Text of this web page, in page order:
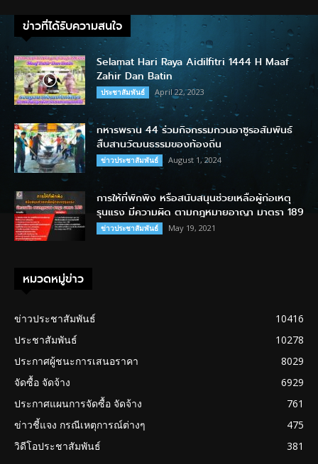
ข่าวที่ได้รับความสนใจ
Selamat Hari Raya Aidilfitri 1444 H Maaf
Zahir Dan Batin
ประชาสัมพันธ์ April 22, 2023
ทหารพราน 44 ร่วมกิจกรรมกวนอาซูรอสัมพันธ์
สืบสานวัฒนธรรมของท้องถิ่น
ข่าวประชาสัมพันธ์ August 1, 2024
การให้ที่พักพิง หรือสนับสนุนช่วยเหลือผู้ก่อเหตุ
รุนแรง มีความผิด ตามกฎหมายอาญา มาตรา 189
ข่าวประชาสัมพันธ์ May 19, 2021
หมวดหมู่ข่าว
ข่าวประชาสัมพันธ์
10416
ประชาสัมพันธ์
10278
ประกาศผู้ชนะการเสนอราคา
8029
จัดซื้อ จัดจ้าง
6929
ประกาศแผนการจัดซื้อ จัดจ้าง
761
ข่าวชี้แจง กรณีเหตุการณ์ต่างๆ
475
วิดีโอประชาสัมพันธ์
381